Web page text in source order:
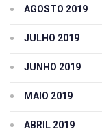
AGOSTO 2019
JULHO 2019
JUNHO 2019
MAIO 2019
ABRIL 2019